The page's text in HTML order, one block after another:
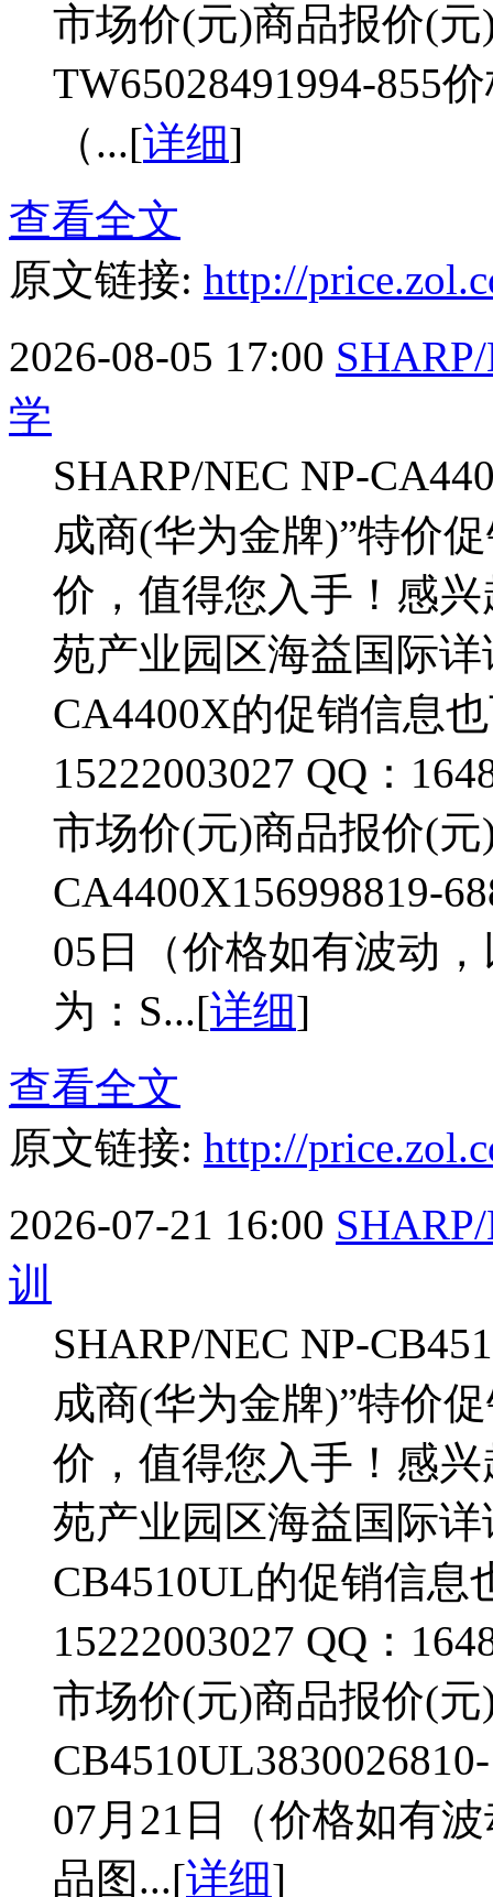
市场价(元)商品报价(
TW65028491994-855
（...[详细]
查看全文
原文链接: http://
2026-08-05 17:00
学
SHARP/NEC NP-
成商(华为金牌)”特价
价，值得您入手！感
苑产业园区海益国际详
CA4400X的促销信息
15222003027 QQ：
市场价(元)商品报价(元
CA4400X156998819-
05日（价格如有波动
为：S...[详细]
查看全文
原文链接: http://
2026-07-21 16:00
训
SHARP/NEC NP-
成商(华为金牌)”特价
价，值得您入手！感
苑产业园区海益国际详
CB4510UL的促销信
15222003027 QQ：
市场价(元)商品报价(元
07月21日（价格如有
品图...[详细]